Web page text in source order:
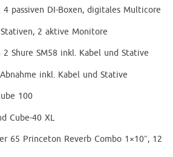
passiven DI-Boxen, digitales Multicore
2 aktive Monitore
2 Shure SM58 inkl. Kabel und Stative
inkl. Kabel und Stative
100
Cube-40 XL
65 Princeton Reverb Combo 1×10″, 12